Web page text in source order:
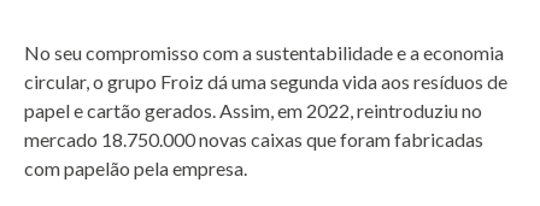
No seu compromisso com a sustentabilidade e a economia
circular, o grupo Froiz dá uma segunda vida aos resíduos de
papel e cartão gerados. Assim, em 2022, reintroduziu no
mercado 18.750.000 novas caixas que foram fabricadas
com papelão pela empresa.